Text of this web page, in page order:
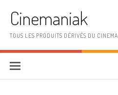
Cinemaniak
TOUS LES PRODUITS DÉRIVÉS DU CINEMA